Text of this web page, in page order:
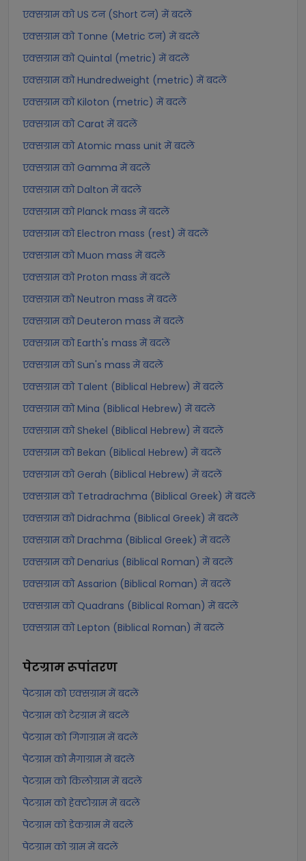
एक्सग्राम को US टन (Short टन) में बदलें
एक्सग्राम को Tonne (Metric टन) में बदलें
एक्सग्राम को Quintal (metric) में बदलें
एक्सग्राम को Hundredweight (metric) में बदलें
एक्सग्राम को Kiloton (metric) में बदलें
एक्सग्राम को Carat में बदलें
एक्सग्राम को Atomic mass unit में बदलें
एक्सग्राम को Gamma में बदलें
एक्सग्राम को Dalton में बदलें
एक्सग्राम को Planck mass में बदलें
एक्सग्राम को Electron mass (rest) में बदलें
एक्सग्राम को Muon mass में बदलें
एक्सग्राम को Proton mass में बदलें
एक्सग्राम को Neutron mass में बदलें
एक्सग्राम को Deuteron mass में बदलें
एक्सग्राम को Earth's mass में बदलें
एक्सग्राम को Sun's mass में बदलें
एक्सग्राम को Talent (Biblical Hebrew) में बदलें
एक्सग्राम को Mina (Biblical Hebrew) में बदलें
एक्सग्राम को Shekel (Biblical Hebrew) में बदलें
एक्सग्राम को Bekan (Biblical Hebrew) में बदलें
एक्सग्राम को Gerah (Biblical Hebrew) में बदलें
एक्सग्राम को Tetradrachma (Biblical Greek) में बदलें
एक्सग्राम को Didrachma (Biblical Greek) में बदलें
एक्सग्राम को Drachma (Biblical Greek) में बदलें
एक्सग्राम को Denarius (Biblical Roman) में बदलें
एक्सग्राम को Assarion (Biblical Roman) में बदलें
एक्सग्राम को Quadrans (Biblical Roman) में बदलें
एक्सग्राम को Lepton (Biblical Roman) में बदलें
पेटग्रामरूपांतरण
पेटग्राम को एक्सग्राम में बदलें
पेटग्राम को टेरग्राम में बदलें
पेटग्राम को गिगाग्राम में बदलें
पेटग्राम को मैगाग्राम में बदलें
पेटग्राम को किलोग्राम में बदलें
पेटग्राम को हेक्टोग्राम में बदलें
पेटग्राम को डेकग्राम में बदलें
पेटग्राम को ग्राम में बदलें